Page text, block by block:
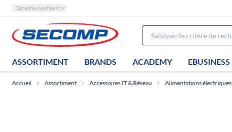
Sprache wechseln
ASSORTIMENT BRANDS ACADEMY EBUSINESS
Accueil Assortiment Accessoires IT & Réseau Alimentations électriques